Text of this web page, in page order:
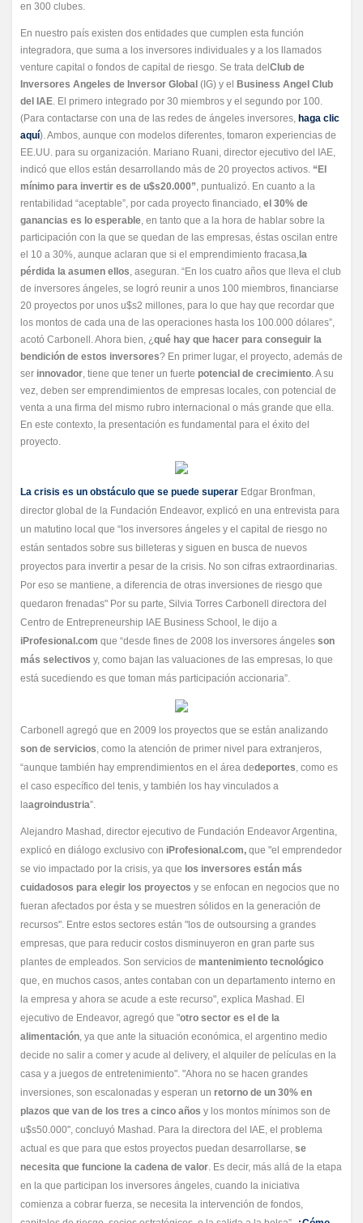
en 300 clubes.
En nuestro país existen dos entidades que cumplen esta función
integradora, que suma a los inversores individuales y a los llamados
venture capital o fondos de capital de riesgo. Se trata del Club de
Inversores Angeles de Inversor Global (IG) y el
Business Angel Club
del IAE. El primero integrado por 30 miembros y el segundo por 100.
(Para contactarse con una de las redes de ángeles inversores, haga clic
aquí). Ambos, aunque con modelos diferentes, tomaron experiencias de
EE.UU. para su organización. Mariano Ruani, director ejecutivo del IAE,
indicó que ellos están desarrollando más de 20 proyectos activos. “El
mínimo para invertir es de u$s20.000”, puntualizó. En cuanto a la
rentabilidad “aceptable”, por cada proyecto financiado, el 30% de
ganancias es lo esperable, en tanto que a la hora de hablar sobre la
participación con la que se quedan de las empresas, éstas oscilan entre
el 10 a 30%, aunque aclaran que si el emprendimiento fracasa, la
pérdida la asumen ellos, aseguran. “En los cuatro años que lleva el club
de inversores ángeles, se logró reunir a unos 100 miembros, financiarse
20 proyectos por unos u$s2 millones, para lo que hay que recordar que
los montos de cada una de las operaciones hasta los 100.000 dólares”,
acotó Carbonell. Ahora bien, ¿qué hay que hacer para conseguir la
bendición de estos inversores? En primer lugar, el proyecto, además de
ser innovador, tiene que tener un fuerte potencial de crecimiento. A su
vez, deben ser emprendimientos de empresas locales, con potencial de
venta a una firma del mismo rubro internacional o más grande que ella.
En este contexto, la presentación es fundamental para el éxito del
proyecto.
La crisis es un obstáculo que se puede superar Edgar Bronfman,
director global de la Fundación Endeavor, explicó en una entrevista para
un matutino local que “los inversores ángeles y el capital de riesgo no
están sentados sobre sus billeteras y siguen en busca de nuevos
proyectos para invertir a pesar de la crisis. No son cifras extraordinarias.
Por eso se mantiene, a diferencia de otras inversiones de riesgo que
quedaron frenadas" Por su parte, Silvia Torres Carbonell directora del
Centro de Entrepreneurship IAE Business School, le dijo a
iProfesional.com que “desde fines de 2008 los inversores ángeles son
más selectivos y, como bajan las valuaciones de las empresas, lo que
está sucediendo es que toman más participación accionaria”.
Carbonell agregó que en 2009 los proyectos que se están analizando
son de servicios, como la atención de primer nivel para extranjeros,
“aunque también hay emprendimientos en el área dedeportes, como es
el caso específico del tenis, y también los hay vinculados a
laagroindustria”.
Alejandro Mashad, director ejecutivo de Fundación Endeavor Argentina,
explicó en diálogo exclusivo con iProfesional.com, que "el emprendedor
se vio impactado por la crisis, ya que los inversores están más
cuidadosos para elegir los proyectos y se enfocan en negocios que no
fueran afectados por ésta y se muestren sólidos en la generación de
recursos". Entre estos sectores están "los de outsoursing a grandes
empresas, que para reducir costos disminuyeron en gran parte sus
plantes de empleados. Son servicios de mantenimiento tecnológico
que, en muchos casos, antes contaban con un departamento interno en
la empresa y ahora se acude a este recurso", explica Mashad. El
ejecutivo de Endeavor, agregó que "otro sector es el de la
alimentación, ya que ante la situación económica, el argentino medio
decide no salir a comer y acude al delivery, el alquiler de películas en la
casa y a juegos de entretenimiento". "Ahora no se hacen grandes
inversiones, son escalonadas y esperan un retorno de un 30% en
plazos que van de los tres a cinco años y los montos mínimos son de
u$s50.000", concluyó Mashad. Para la directora del IAE, el problema
actual es que para que estos proyectos puedan desarrollarse, se
necesita que funcione la cadena de valor. Es decir, más allá de la etapa
en la que participan los inversores ángeles, cuando la iniciativa
comienza a cobrar fuerza, se necesita la intervención de fondos,